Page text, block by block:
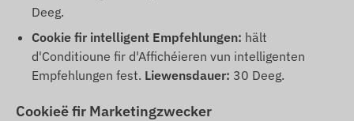
Deeg.
Cookie fir intelligent Empfehlungen: hält
d'Conditioune fir d'Affichéieren vun intelligenten
Empfehlungen fest. Liewensdauer: 30 Deeg.
Cookieë fir Marketingzwecker